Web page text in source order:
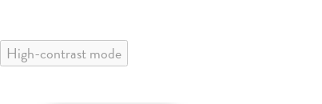
High-contrast mode